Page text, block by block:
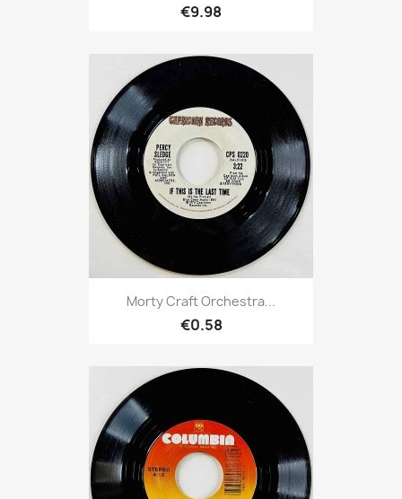
€9.98
Morty Craft Orchestra...
€0.58